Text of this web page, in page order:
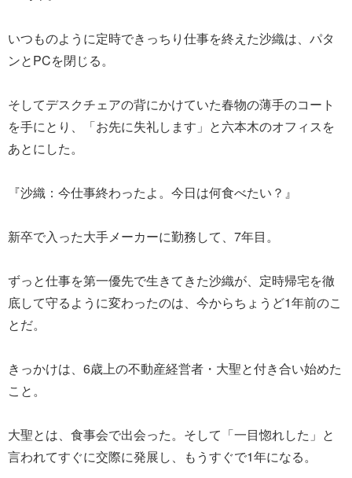
いつものように定時できっちり仕事を終えた沙織は、パタ
ンとPCを閉じる。
そしてデスクチェアの背にかけていた春物の薄手のコート
を手にとり、「お先に失礼します」と六本木のオフィスを
あとにした。
『沙織：今仕事終わったよ。今日は何食べたい？』
新卒で入った大手メーカーに勤務して、7年目。
ずっと仕事を第一優先で生きてきた沙織が、定時帰宅を徹
底して守るように変わったのは、今からちょうど1年前のこ
とだ。
きっかけは、6歳上の不動産経営者・大聖と付き合い始めた
こと。
大聖とは、食事会で出会った。そして「一目惚れした」と
言われてすぐに交際に発展し、もうすぐで1年になる。